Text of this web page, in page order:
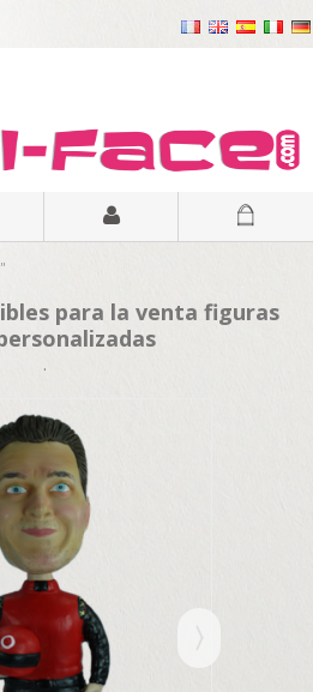
para la venta figuras
.